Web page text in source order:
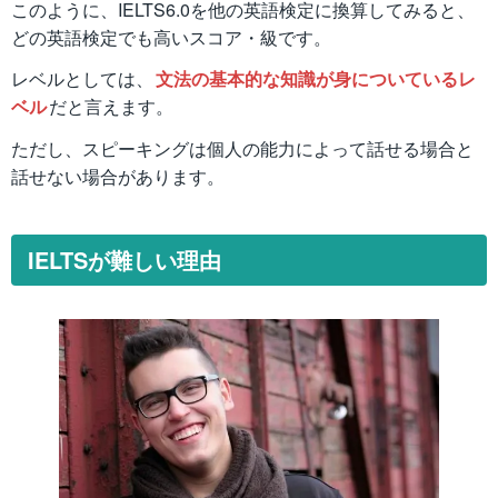
このように、IELTS6.0を他の英語検定に換算してみると、
どの英語検定でも高いスコア・級です。
レベルとしては、 文法の基本的な知識が身についているレ
ベルだと言えます。
ただし、スピーキングは個人の能力によって話せる場合と
話せない場合があります。
IELTSが難しい理由